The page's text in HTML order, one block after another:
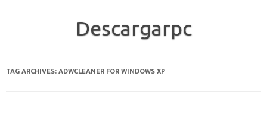
Descargarpc
TAG ARCHIVES: ADWCLEANER FOR WINDOWS XP